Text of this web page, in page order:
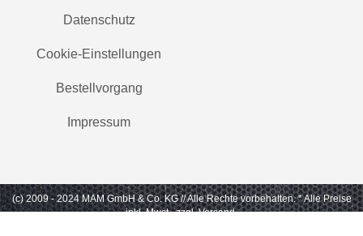
Datenschutz
Cookie-Einstellungen
Bestellvorgang
Impressum
(c) 2009 - 2024 MAM GmbH & Co. KG // Alle Rechte vorbehalten. * Alle Preise
inkl. Mwst., zzgl. Versand.